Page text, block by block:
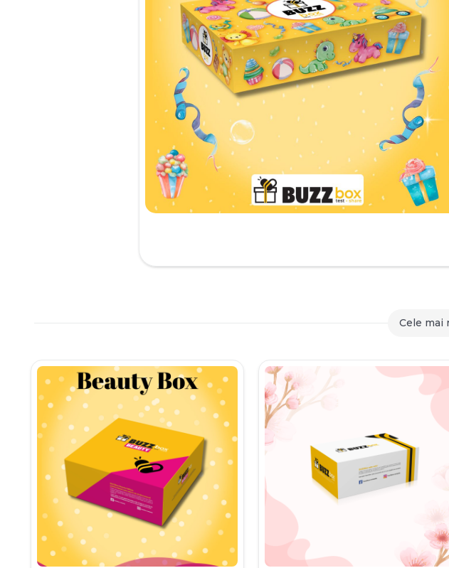
Cele mai